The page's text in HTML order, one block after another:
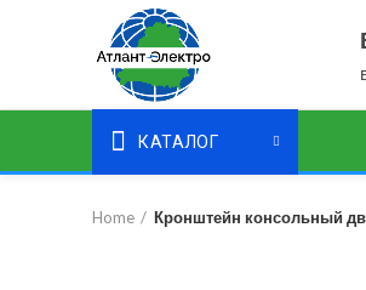
КАТАЛОГ
Home Кронштейн консольный